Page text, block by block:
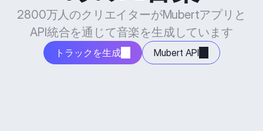
2800万人のクリエイターがMubertアプリと
API統合を通じて音楽を生成しています
トラックを生成 Mubert API